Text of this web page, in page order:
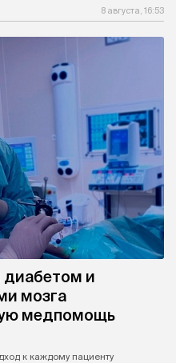
8 августа, 16:53
диабетом и
мозга
медпомощь
к каждому пациенту